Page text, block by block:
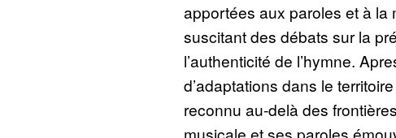
apportées aux paroles et à la
suscitant des débats sur la
l’authenticité de l’hymne.
d’adaptations dans le
reconnu au-delà des